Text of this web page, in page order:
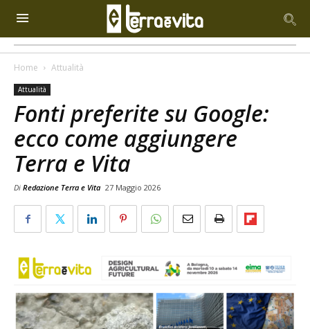
Home Attualità
Attualità
Fonti preferite su Google:
ecco come aggiungere
Terra e Vita
Di Redazione Terra e Vita 27 Maggio 2026